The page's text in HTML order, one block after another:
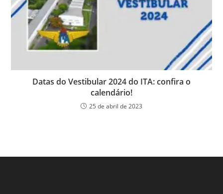
Datas do Vestibular 2024 do ITA: confira o
calendário!
25 de abril de 2023